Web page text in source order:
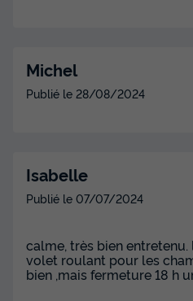
MOBILHOME 6
Sable 4 Pièces 6
Terrasse couverte Animaux
MOBILHOME 6 personnes -
Michel
Publié le 28/08/2024
Isabelle
Publié le 07/07/2024
calme, très bien
volet roulant pour les
bien ,mais fermeture 18 h